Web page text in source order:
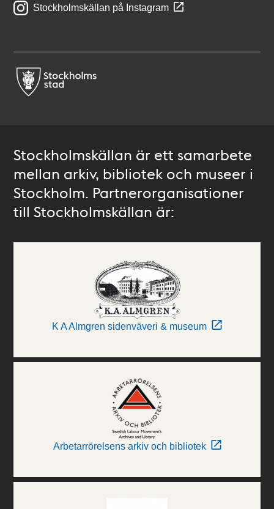
Stockholmskällan på Instagram
Stockholmskällan är ett samarbete
mellan arkiv, bibliotek och museer i
Stockholm. Partnerorganisationer
till Stockholmskällan är:
K A Almgren sidenväveri & museum
Arbetarrörelsens arkiv och bibliotek